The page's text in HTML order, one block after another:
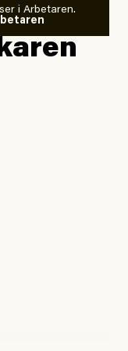
miljön.
att
källor” för att
ETC.
korrekt rubrik
senare om
domar till
vars motiv att
som de
uppgifter.
i Arbetaren.